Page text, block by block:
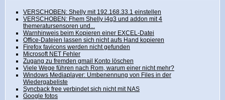
VERSCHOBEN: Shelly mit 192.168.33.1 einstellen
VERSCHOBEN: Fhem Shelly i4g3 und addon mit 4
themeratursensoren und...
Warnhinweis beim Kopieren einer EXCEL-Datei
Office-Dateien lassen sich nicht aufs Hand kopieren
Firefox favicons werden nicht gefunden
Microsoft NET Fehler
Zugang zu fremden gmail Konto löschen
Viele Wege führen nach Rom, warum einer nicht mehr?
Windows Mediaplayer: Umbenennung von Files in der
Wiedergabeliste
Syncback free verbindet sich nicht mit NAS
Google fotos